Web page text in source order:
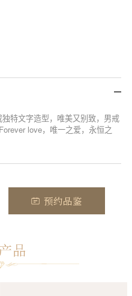
特文字造型，唯美又别致，男戒
love，唯一之爱，永恒之
预约品鉴